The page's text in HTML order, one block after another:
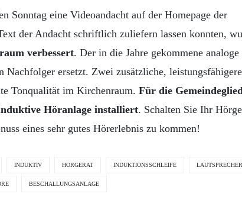
Sonntag eine Videoandacht auf der Homepage der
der Andacht schriftlich zuliefern lassen konnten,
verbessert. Der in die Jahre gekommene analoge
Nachfolger ersetzt. Zwei zusätzliche, leistungsfähigere
Tonqualität im Kirchenraum. Für die
Höranlage installiert. Schalten Sie Ihr
eines sehr gutes Hörerlebnis zu kommen!
INDUKTIV HORGERAT INDUKTIONSSCHLEIFE LAUTSPRECHER
BESCHALLUNGSANLAGE